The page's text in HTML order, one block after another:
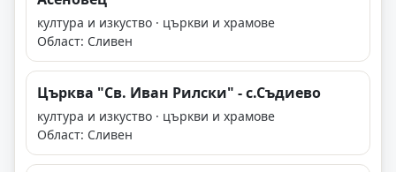
култура и изкуство · църкви и храмове
Област: Сливен
Църква "Св. Иван Рилски" - с.Съдиево
култура и изкуство · църкви и храмове
Област: Сливен